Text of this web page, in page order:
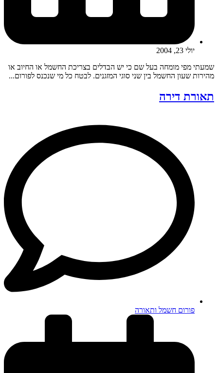
יולי 23, 2004
שמעתי מפי מומחה בעל שם כי יש הבדלים בצריכת החשמל או החיוב או
מהירות שעון החשמל בין שני סוגי המזגנים. לבטח כל מי שנכנס לפורום...
תאורת דירה
פורום חשמל ותאורה